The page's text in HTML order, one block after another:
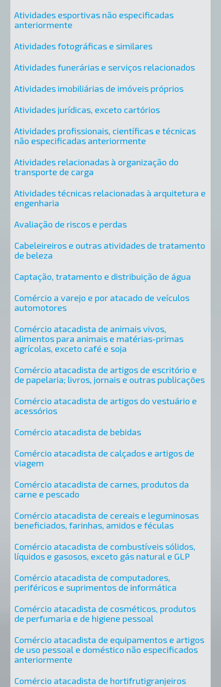
Atividades esportivas não especificadas
anteriormente
Atividades fotográficas e similares
Atividades funerárias e serviços relacionados
Atividades imobiliárias de imóveis próprios
Atividades jurídicas, exceto cartórios
Atividades profissionais, científicas e técnicas
não especificadas anteriormente
Atividades relacionadas à organização do
transporte de carga
Atividades técnicas relacionadas à arquitetura e
engenharia
Avaliação de riscos e perdas
Cabeleireiros e outras atividades de tratamento
de beleza
Captação, tratamento e distribuição de água
Comércio a varejo e por atacado de veículos
automotores
Comércio atacadista de animais vivos,
alimentos para animais e matérias-primas
agrícolas, exceto café e soja
Comércio atacadista de artigos de escritório e
de papelaria; livros, jornais e outras publicações
Comércio atacadista de artigos do vestuário e
acessórios
Comércio atacadista de bebidas
Comércio atacadista de calçados e artigos de
viagem
Comércio atacadista de carnes, produtos da
carne e pescado
Comércio atacadista de cereais e leguminosas
beneficiados, farinhas, amidos e féculas
Comércio atacadista de combustíveis sólidos,
líquidos e gasosos, exceto gás natural e GLP
Comércio atacadista de computadores,
periféricos e suprimentos de informática
Comércio atacadista de cosméticos, produtos
de perfumaria e de higiene pessoal
Comércio atacadista de equipamentos e artigos
de uso pessoal e doméstico não especificados
anteriormente
Comércio atacadista de hortifrutigranjeiros